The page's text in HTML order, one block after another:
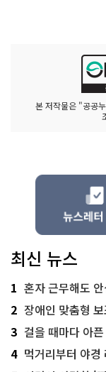
본 저작물은 "공공
최신 뉴스
1 혼자 근무해도
2 장애인 맞춤형 보
3 걸을 때마다 아픈 '
4 먹거리부터 야